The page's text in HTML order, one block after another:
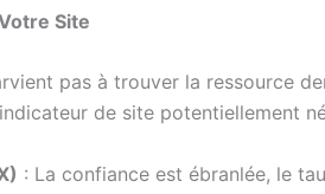
Site
pas à trouver la ressource
de site potentiellement
: La confiance est ébranlée, le